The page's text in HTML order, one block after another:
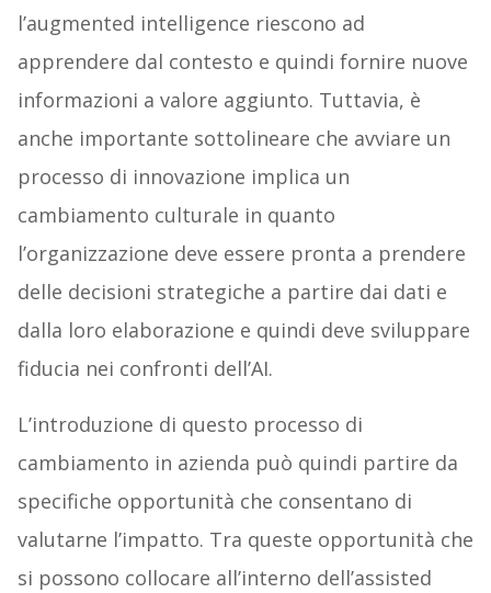
l’augmented intelligence riescono ad
apprendere dal contesto e quindi fornire nuove
informazioni a valore aggiunto. Tuttavia, è
anche importante sottolineare che avviare un
processo di innovazione implica un
cambiamento culturale in quanto
l’organizzazione deve essere pronta a prendere
delle decisioni strategiche a partire dai dati e
dalla loro elaborazione e quindi deve sviluppare
fiducia nei confronti dell’AI.
L’introduzione di questo processo di
cambiamento in azienda può quindi partire da
specifiche opportunità che consentano di
valutarne l’impatto. Tra queste opportunità che
si possono collocare all’interno dell’assisted